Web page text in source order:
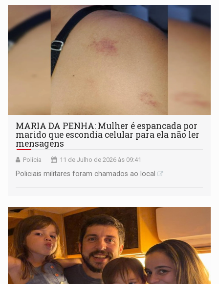
MARIA DA PENHA: Mulher é espancada por
marido que escondia celular para ela não ler
mensagens
Polícia 11 de Julho de 2026 às 09:41
Policiais militares foram chamados ao local